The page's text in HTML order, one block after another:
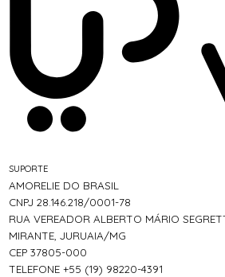
SUPORTE
AMORELIE DO BRASIL
CNPJ 28.146.218/0001-78
RUA VEREADOR ALBERTO MÁRIO
MIRANTE, JURUAIA/MG
CEP 37805-000
TELEFONE +55 (19) 98220-4391